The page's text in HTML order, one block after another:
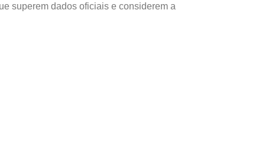
superem dados oficiais e considerem a